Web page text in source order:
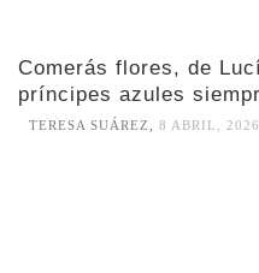
Comerás flores, de
príncipes azules
TERESA SUÁREZ, 8 ABRIL, 2026